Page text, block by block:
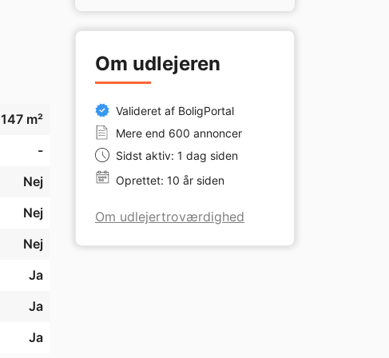
147 m²
-
Nej
Nej
Nej
Ja
Ja
Ja
Om udlejeren
Valideret af BoligPortal
Mere end 600 annoncer
Sidst aktiv: 1 dag siden
Oprettet: 10 år siden
Om udlejertroværdighed